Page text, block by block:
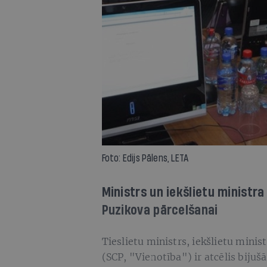
Foto: Edijs Pālens, LETA
Ministrs un iekšlietu
Puzikova pārcelšanai
Tieslietu ministrs, iekšlietu
(SCP, "Vienotība") ir atcēlis